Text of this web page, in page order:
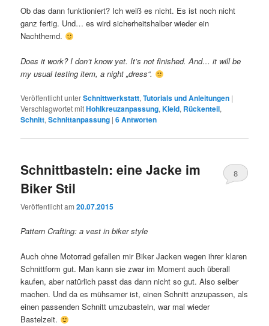
Ob das dann funktioniert? Ich weiß es nicht. Es ist noch nicht
ganz fertig. Und… es wird sicherheitshalber wieder ein
Nachthemd.
Does it work? I don’t know yet. It’s not finished. And… it will be
my usual testing item, a night „dress“.
Veröffentlicht unterSchnittwerkstatt,Tutorials und Anleitungen |
Verschlagwortet mitHohlkreuzanpassung,Kleid, Rückenteil,
Schnitt,Schnittanpassung |6Antworten
Schnittbasteln: eine Jacke im
Biker Stil
Veröffentlicht am20.07.2015
8
Pattern Crafting: a vest in biker style
Auch ohne Motorrad gefallen mir Biker Jacken wegen ihrer klaren
Schnittform gut. Man kann sie zwar im Moment auch überall
kaufen, aber natürlich passt das dann nicht so gut. Also selber
machen. Und da es mühsamer ist, einen Schnitt anzupassen, als
einen passenden Schnitt umzubasteln, war mal wieder
Bastelzeit.